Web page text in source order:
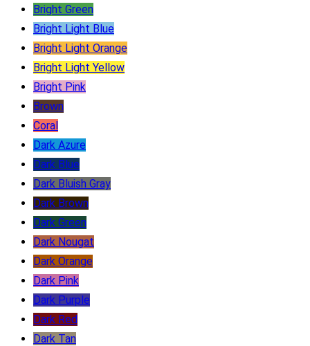
Bright Green
Bright Light Blue
Bright Light Orange
Bright Light Yellow
Bright Pink
Brown
Coral
Dark Azure
Dark Blue
Dark Bluish Gray
Dark Brown
Dark Green
Dark Nougat
Dark Orange
Dark Pink
Dark Purple
Dark Red
Dark Tan